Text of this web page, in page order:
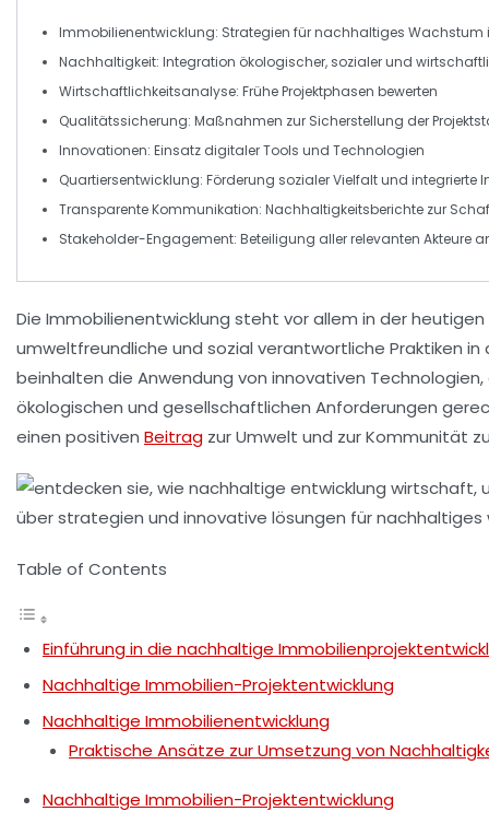
Immobilienentwicklung: Strategien für nachhaltiges Wachstum
Nachhaltigkeit: Integration ökologischer, sozialer und
Wirtschaftlichkeitsanalyse: Frühe Projektphasen bewerten
Qualitätssicherung: Maßnahmen zur Sicherstellung der
Innovationen: Einsatz digitaler Tools und Technologien
Quartiersentwicklung: Förderung sozialer Vielfalt und integrierte
Transparente Kommunikation: Nachhaltigkeitsberichte zur
Stakeholder-Engagement: Beteiligung aller relevanten Akteure
Die Immobilienentwicklung steht vor allem in der
umweltfreundliche und sozial verantwortliche Praktiken
beinhalten die Anwendung von innovativen
ökologischen und gesellschaftlichen Anforderungen
einen positiven Beitrag zurUmwelt und zurKommunität
Table of Contents
Einführung in die nachhaltige
Nachhaltige Immobilien-Projektentwicklung
Nachhaltige Immobilienentwicklung
Praktische Ansätze zur Umsetzung von
Nachhaltige Immobilien-Projektentwicklung